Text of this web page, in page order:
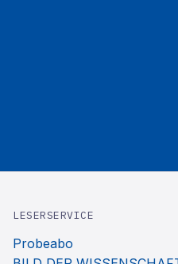
LESERSERVICE
Probeabo